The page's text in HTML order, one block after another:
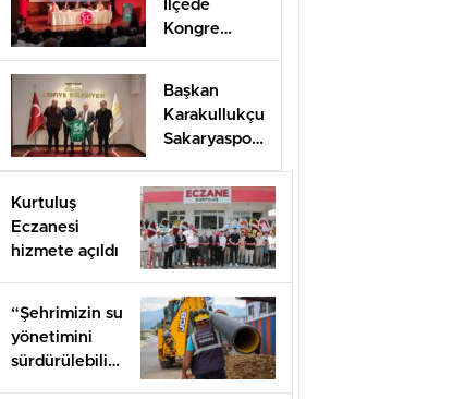
İlçede
Kongre
Başkan
Karakullukçu
Sakaryaspor
ağırladı
Kurtuluş
Eczanesi
hizmete açıldı
“Şehrimizin su
yönetimini
sürdürülebilir